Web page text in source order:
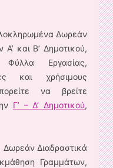
Δωρεάν
Α’ και Β’ Δημοτικού,
Εργασίας,
και χρήσιμους
να βρείτε
Γ’ – Δ’ Δημοτικού,
Δωρεάν Διαδραστικά
Γραμμάτων,